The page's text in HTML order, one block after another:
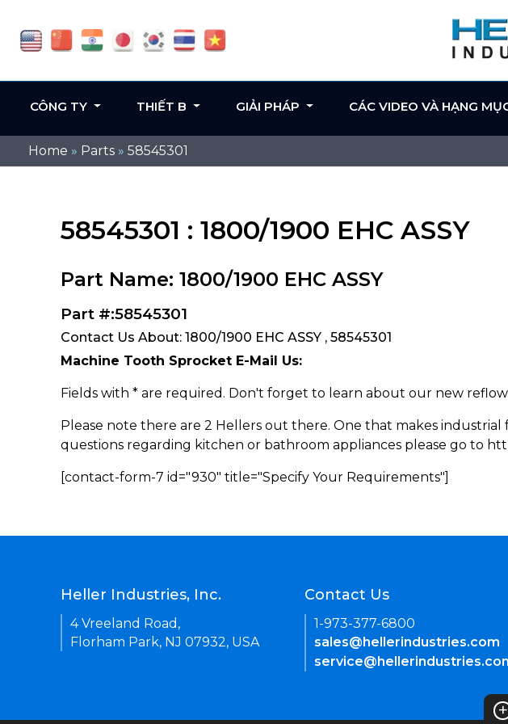
Home » Parts » 58545301
58545301 : 1800/1900 EHC ASSY
Part Name: 1800/1900 EHC ASSY
Part #:58545301
Contact Us About: 1800/1900 EHC ASSY , 58545301
Machine Tooth Sprocket E-Mail Us:
Fields with * are required. Don't forget to learn about our new
Please note there are 2 Hellers out there. One that makes
questions regarding kitchen or bathroom appliances please go to
[contact-form-7 id="930" title="Specify Your Requirements"]
CÔNG TY THIẾT B GIẢI PHÁP CÁC VIDEO VÀ HẠNG
Heller Industries, Inc.
4 Vreeland Road,
Florham Park, NJ 07932, USA
Contact Us
1-973-377-6800
sales@hellerindustries.com
+